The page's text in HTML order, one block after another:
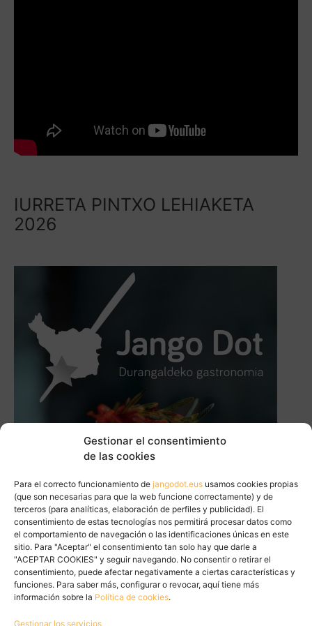
Gestionar el consentimiento
de las cookies
Para el correcto funcionamiento de jangodot.eus usamos cookies propias
(que son necesarias para que la web funcione correctamente) y de
terceros (para analíticas, elaboración de perfiles y publicidad). El
consentimiento de estas tecnologías nos permitirá procesar datos como
el comportamiento de navegación o las identificaciones únicas en este
sitio. Para "Aceptar" el consentimiento tan solo hay que darle a
"ACEPTAR COOKIES" y seguir navegando. No consentir o retirar el
consentimiento, puede afectar negativamente a ciertas características y
funciones. Para saber más, configurar o revocar, aquí tiene más
información sobre la Política de cookies.
Gestionar los servicios
IURRETA PINTXO LEHIAKETA
2026